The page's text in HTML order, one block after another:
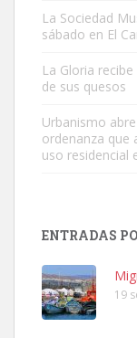
Busco adopción
hembra, 4 años.
Leales.org » Gran
La Sociedad
sábado en El
La Gloria
de sus quesos
Urbanismo
ordenanza que
uso residencial
ENTRADAS
19